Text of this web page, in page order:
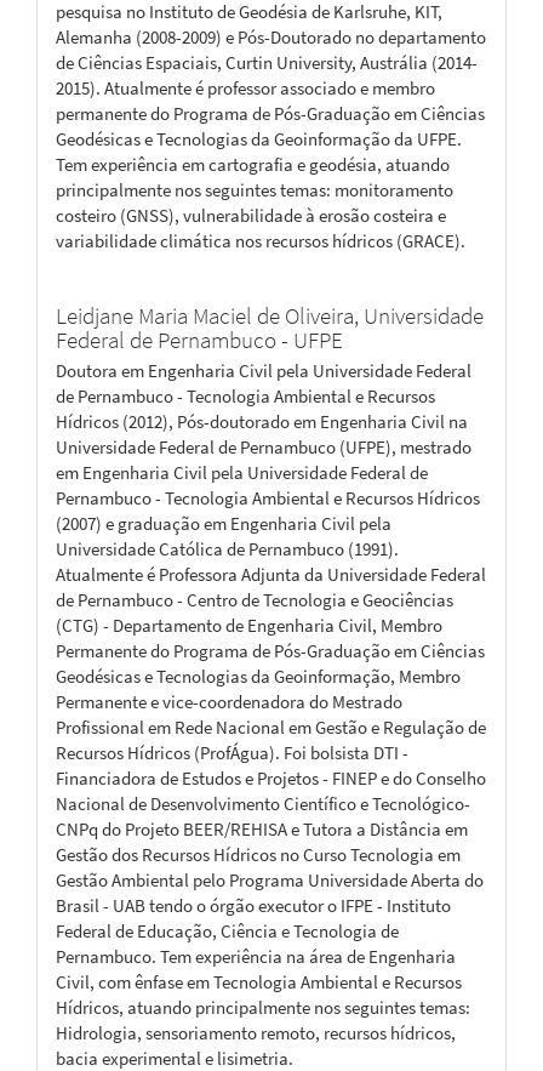
pesquisa no Instituto de Geodésia de Karlsruhe, KIT,
Alemanha (2008-2009) e Pós-Doutorado no departamento
de Ciências Espaciais, Curtin University, Austrália (2014-
2015). Atualmente é professor associado e membro
permanente do Programa de Pós-Graduação em Ciências
Geodésicas e Tecnologias da Geoinformação da UFPE.
Tem experiência em cartografia e geodésia, atuando
principalmente nos seguintes temas: monitoramento
costeiro (GNSS), vulnerabilidade à erosão costeira e
variabilidade climática nos recursos hídricos (GRACE).
Leidjane Maria Maciel de Oliveira, Universidade
Federal de Pernambuco - UFPE
Doutora em Engenharia Civil pela Universidade Federal
de Pernambuco - Tecnologia Ambiental e Recursos
Hídricos (2012), Pós-doutorado em Engenharia Civil na
Universidade Federal de Pernambuco (UFPE), mestrado
em Engenharia Civil pela Universidade Federal de
Pernambuco - Tecnologia Ambiental e Recursos Hídricos
(2007) e graduação em Engenharia Civil pela
Universidade Católica de Pernambuco (1991).
Atualmente é Professora Adjunta da Universidade Federal
de Pernambuco - Centro de Tecnologia e Geociências
(CTG) - Departamento de Engenharia Civil, Membro
Permanente do Programa de Pós-Graduação em Ciências
Geodésicas e Tecnologias da Geoinformação, Membro
Permanente e vice-coordenadora do Mestrado
Profissional em Rede Nacional em Gestão e Regulação de
Recursos Hídricos (ProfÁgua). Foi bolsista DTI -
Financiadora de Estudos e Projetos - FINEP e do Conselho
Nacional de Desenvolvimento Científico e Tecnológico-
CNPq do Projeto BEER/REHISA e Tutora a Distância em
Gestão dos Recursos Hídricos no Curso Tecnologia em
Gestão Ambiental pelo Programa Universidade Aberta do
Brasil - UAB tendo o órgão executor o IFPE - Instituto
Federal de Educação, Ciência e Tecnologia de
Pernambuco. Tem experiência na área de Engenharia
Civil, com ênfase em Tecnologia Ambiental e Recursos
Hídricos, atuando principalmente nos seguintes temas:
Hidrologia, sensoriamento remoto, recursos hídricos,
bacia experimental e lisimetria.